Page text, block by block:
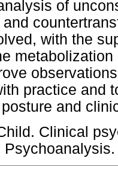
of
with the
practice and
and
Clinical